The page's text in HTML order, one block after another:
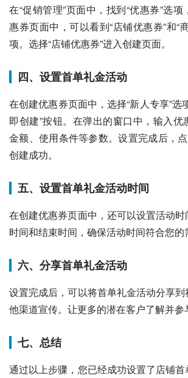
在“促销管理”页面中，找到“优惠券”选
惠券页面中，可以看到“店铺优惠券”和“
项。选择“店铺优惠券”进入创建页面。
四、设置首单礼金活动
在创建优惠券页面中，选择“新人专享”选
即创建”按钮。在弹出的窗口中，输入优
金额、使用条件等参数。设置完成后，
创建成功。
五、设置首单礼金活动时间
在创建优惠券页面中，还可以设置活动
时间和结束时间，确保活动时间符合您的
六、分享首单礼金活动
设置完成后，可以将首单礼金活动分享
他渠道宣传。让更多的潜在客户了解并参
七、总结
通过以上步骤，您已经成功设置了店铺